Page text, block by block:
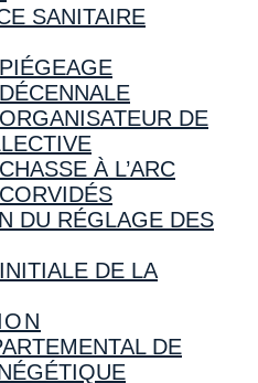
SANITAIRE
DE
À L’ARC
DU RÉGLAGE DES
DE LA
DE